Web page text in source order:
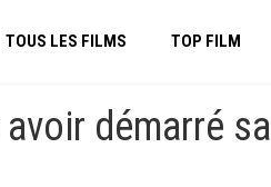
TOUS LES FILMS TOP FILM
démarré sa